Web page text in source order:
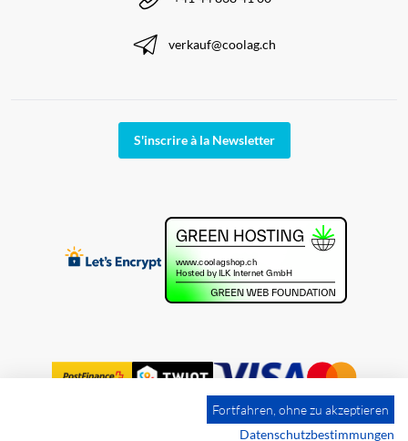
verkauf@coolag.ch
S'inscrire à la Newsletter
Fortfahren, ohne zu akzeptieren
Datenschutzbestimmungen